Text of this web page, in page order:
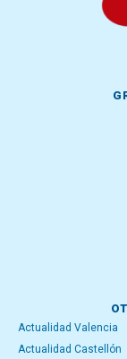
Actualidad Valencia
Actualidad Castellón